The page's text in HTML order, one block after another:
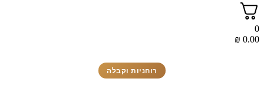
0
0.00
₪
רוחניות וקבלה